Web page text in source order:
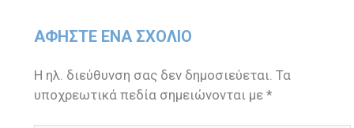
ΑΦΉΣΤΕ ΈΝΑ ΣΧΌΛΙΟ
Η ηλ. διεύθυνση σας δεν δημοσιεύεται. Τα
υποχρεωτικά πεδία σημειώνονται με*